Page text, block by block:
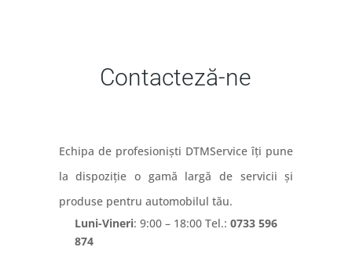
Echipa de profesioniști DTMService îți pune
la dispoziție o gamă largă de servicii și
produse pentru automobilul tău.